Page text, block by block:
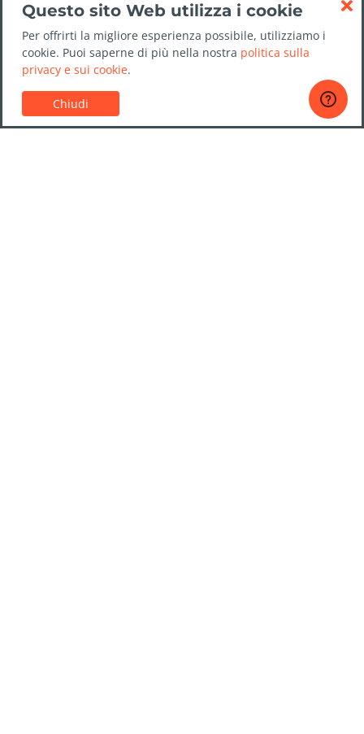
Questo sito Web utilizza i cookie
Per offrirti la migliore esperienza possibile, utilizziamo i
cookie. Puoi saperne di più nella nostra politica sulla
privacy e sui cookie.
Chiudi